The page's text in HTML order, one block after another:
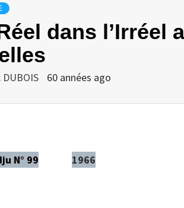
dans l’Irréel
DUBOIS 60 années ago
N° 99 1966